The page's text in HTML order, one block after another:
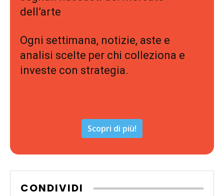
dell’arte
Ogni settimana, notizie, aste e
analisi scelte per chi colleziona e
investe con strategia.
Scopri di più!
CONDIVIDI